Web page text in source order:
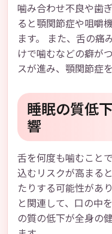
噛み合わせ不良や歯
ると顎関節症や咀嚼
ます。 また、舌の痛
けで噛むなどの癖が
スが進み、顎関節症
睡眠の質低
響
舌を何度も噛むこと
込むリスクが高まる
たりする可能性があ
と関連して、口の中
の質の低下が全身の